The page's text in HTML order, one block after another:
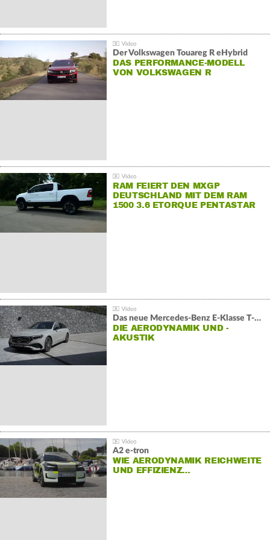
Der Volkswagen Touareg R eHybrid
DAS PERFORMANCE-MODELL
VON VOLKSWAGEN R
RAM FEIERT DEN MXGP
DEUTSCHLAND MIT DEM RAM
1500 3.6 ETORQUE PENTASTAR
Das neue Mercedes-Benz E-Klasse T-Modell
DIE AERODYNAMIK UND -
AKUSTIK
A2 e-tron
WIE AERODYNAMIK REICHWEITE
UND EFFIZIENZ…